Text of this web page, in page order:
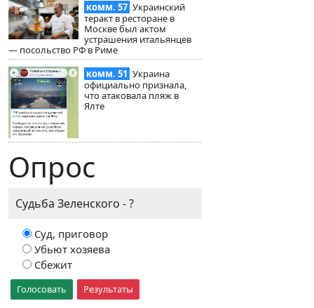
комм. 57 Украинский
теракт в ресторане в
Москве был актом
устрашения итальянцев
— посольство РФ в Риме
комм. 51 Украина
официально признала,
что атаковала пляж в
Ялте
Опрос
Судьба Зеленского - ?
Суд, приговор
Убьют хозяева
Сбежит
Голосовать Результаты